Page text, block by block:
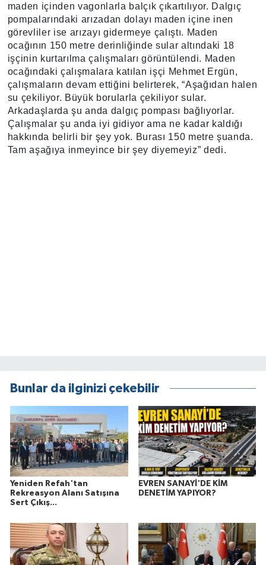
maden içinden vagonlarla balçık çıkartılıyor. Dalgıç
pompalarındaki arızadan dolayı maden içine inen
görevliler ise arızayı gidermeye çalıştı. Maden
ocağının 150 metre derinliğinde sular altındaki 18
işçinin kurtarılma çalışmaları görüntülendi. Maden
ocağındaki çalışmalara katılan işçi Mehmet Ergün,
çalışmaların devam ettiğini belirterek, “Aşağıdan halen
su çekiliyor. Büyük borularla çekiliyor sular.
Arkadaşlarda şu anda dalgıç pompası bağlıyorlar.
Çalışmalar şu anda iyi gidiyor ama ne kadar kaldığı
hakkında belirli bir şey yok. Burası 150 metre şuanda.
Tam aşağıya inmeyince bir şey diyemeyiz” dedi.
Bunlar da ilginizi çekebilir
Yeniden Refah'tan
Rekreasyon Alanı Satışına
Sert Çıkış...
EVREN SANAYİ'DE KİM
DENETİM YAPIYOR?